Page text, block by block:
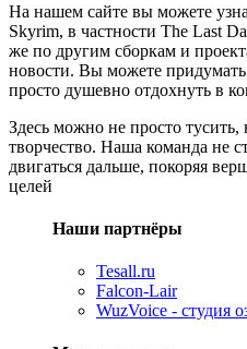
На нашем сайте вы можете
Skyrim, в частности The Last
же по другим сборкам и
новости. Вы можете
просто душевно отдохнуть в
Здесь можно не просто тусить,
творчество. Наша команда не
двигаться дальше, покоряя
целей
Наши партнёры
Tesall.ru
Falcon-Lair
WuzVoice - студия